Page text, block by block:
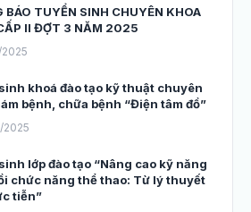
BÁO TUYỂN SINH CHUYÊN KHOA
II ĐỢT 3 NĂM 2025
2025
khoá đào tạo kỹ thuật chuyên
bệnh, chữa bệnh “Điện tâm đồ”
2025
lớp đào tạo “Nâng cao kỹ năng
chức năng thể thao: Từ lý thuyết
tiễn”